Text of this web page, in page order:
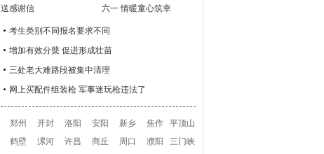
送感谢信
六一 情暖童心筑幸
考生类别不同报名要求不同
增加有效分蘖 促进形成壮苗
三处老大难路段被集中清理
网上买配件组装枪 军事迷玩枪违法了
郑州 开封 洛阳 安阳 新乡 焦作
平顶山
鹤壁
漯河 许昌 商丘 周口 濮阳
三门峡